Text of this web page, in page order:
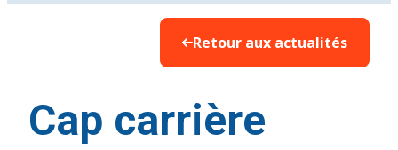
Retour aux actualités
Cap carrière